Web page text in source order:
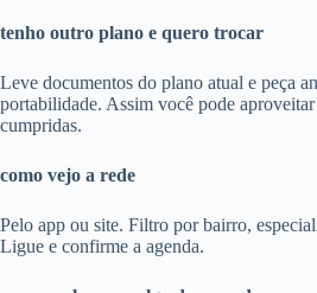
tenho outro plano e quero trocar
Leve documentos do plano atual e peça
portabilidade. Assim você pode aproveitar
cumpridas.
como vejo a rede
Pelo app ou site. Filtro por bairro,
Ligue e confirme a agenda.